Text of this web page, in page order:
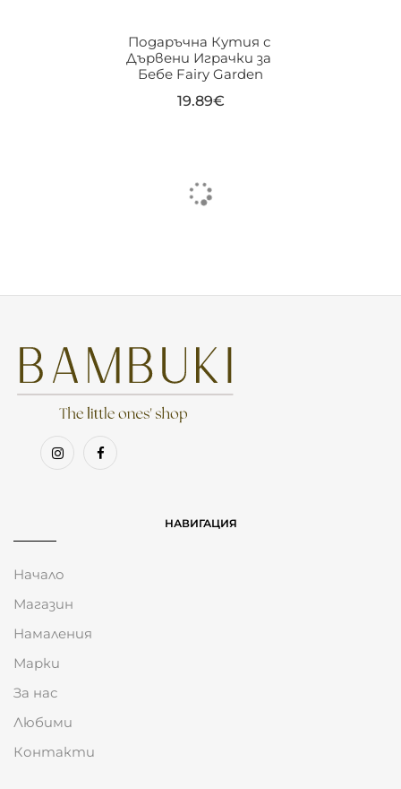
Подаръчна Кутия с
Дървени Играчки за
Бебе Fairy Garden
19.89€
НАВИГАЦИЯ
Начало
Магазин
Намаления
Марки
За нас
Любими
Контакти